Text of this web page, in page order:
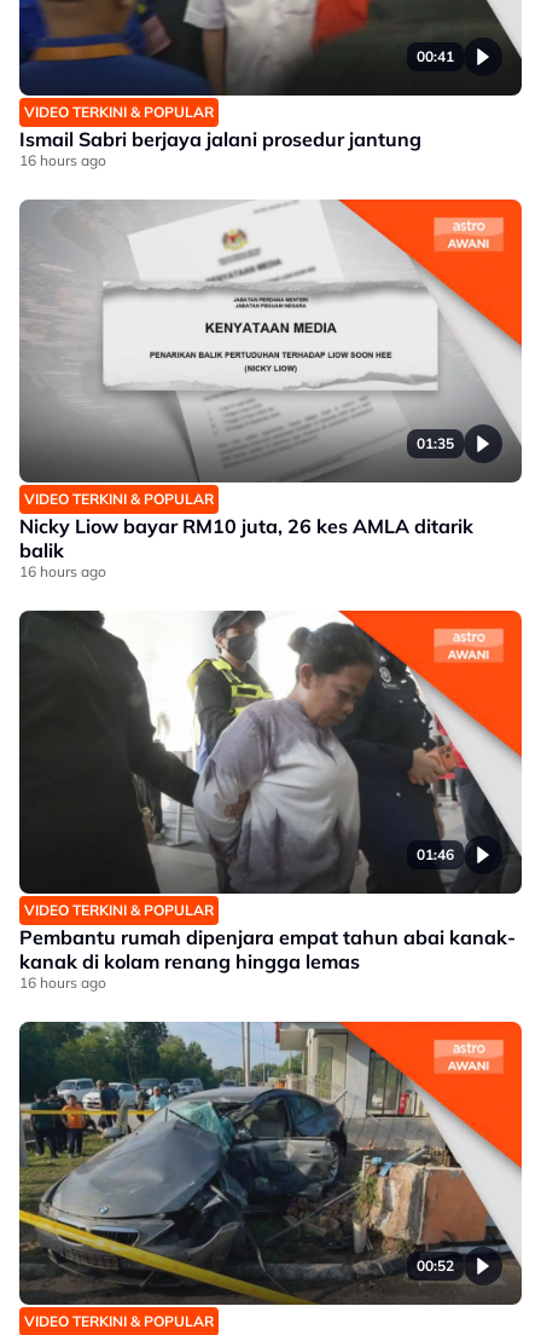
00:41
VIDEO TERKINI & POPULAR
Ismail Sabri berjaya jalani prosedur jantung
16 hours ago
01:35
VIDEO TERKINI & POPULAR
Nicky Liow bayar RM10 juta, 26 kes AMLA ditarik
balik
16 hours ago
01:46
VIDEO TERKINI & POPULAR
Pembantu rumah dipenjara empat tahun abai kanak-
kanak di kolam renang hingga lemas
16 hours ago
00:52
VIDEO TERKINI & POPULAR